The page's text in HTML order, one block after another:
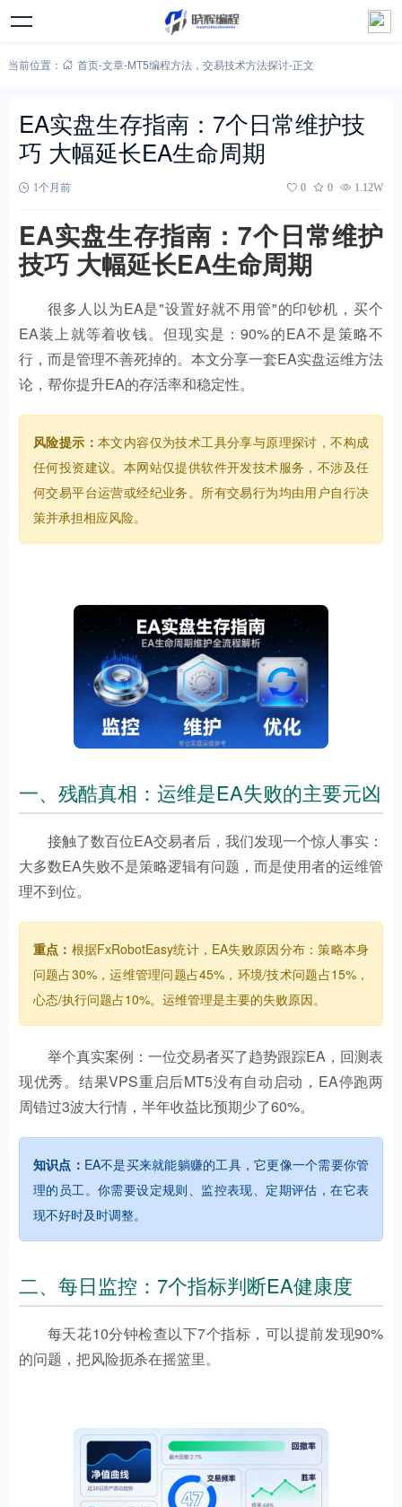
当前位置： 首页-文章-MT5编程方法， 交易技术方法探讨-正文
EA实盘生存指南：7个日常维护技
巧 大幅延长EA生命周期
1个月前 0 0 1.12W
EA实盘生存指南：7个日常维护
技巧 大幅延长EA生命周期
很多人以为EA是"设置好就不用管"的印钞机，买个
EA装上就等着收钱。但现实是：90%的EA不是策略不
行，而是管理不善死掉的。本文分享一套EA实盘运维方法
论，帮你提升EA的存活率和稳定性。
风险提示： 本文内容仅为技术工具分享与原理探讨，不构成
任何投资建议。本网站仅提供软件开发技术服务，不涉及任
何交易平台运营或经纪业务。所有交易行为均由用户自行决
策并承担相应风险。
一、残酷真相：运维是EA失败的主要元凶
接触了数百位EA交易者后，我们发现一个惊人事实：
大多数EA失败不是策略逻辑有问题，而是使用者的运维管
理不到位。
重点： 根据FxRobotEasy统计，EA失败原因分布：策略本身
问题占30%，运维管理问题占45%，环境/技术问题占15%，
心态/执行问题占10%。运维管理是主要的失败原因。
举个真实案例：一位交易者买了趋势跟踪EA，回测表
现优秀。结果VPS重启后MT5没有自动启动，EA停跑两
周错过3波大行情，半年收益比预期少了60%。
知识点： EA不是买来就能躺赚的工具，它更像一个需要你管
理的员工。你需要设定规则、监控表现、定期评估，在它表
现不好时及时调整。
二、每日监控：7个指标判断EA健康度
每天花10分钟检查以下7个指标，可以提前发现90%
的问题，把风险扼杀在摇篮里。